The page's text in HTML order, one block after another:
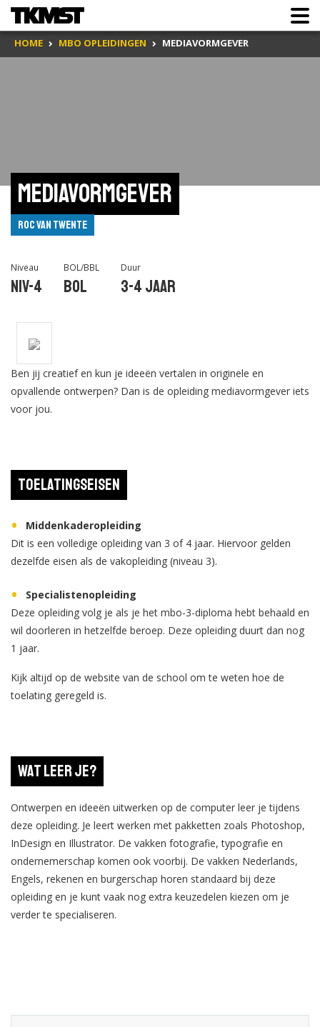
HOME MBO OPLEIDINGEN MEDIAVORMGEVER
Mediavormgever
ROC van Twente
Niveau
Niv-4
BOL/BBL
BOL
Duur
3-4 jaar
Ben jij creatief en kun je ideeën vertalen in originele en
opvallende ontwerpen? Dan is de opleiding mediavormgever iets
voor jou.
Toelatingseisen
Middenkaderopleiding
Dit is een volledige opleiding van 3 of 4 jaar. Hiervoor gelden
dezelfde eisen als de vakopleiding (niveau 3).
Specialistenopleiding
Deze opleiding volg je als je het mbo-3-diploma hebt behaald en
wil doorleren in hetzelfde beroep. Deze opleiding duurt dan nog
1 jaar.
Kijk altijd op de website van de school om te weten hoe de
toelating geregeld is.
Wat leer je?
Ontwerpen en ideeën uitwerken op de computer leer je tijdens
deze opleiding. Je leert werken met pakketten zoals Photoshop,
InDesign en Illustrator. De vakken fotografie, typografie en
ondernemerschap komen ook voorbij. De vakken Nederlands,
Engels, rekenen en burgerschap horen standaard bij deze
opleiding en je kunt vaak nog extra keuzedelen kiezen om je
verder te specialiseren.